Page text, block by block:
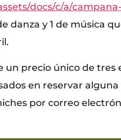
docs/c/a/
danza y 1 de música
un precio único de tres
en reservar
por correo